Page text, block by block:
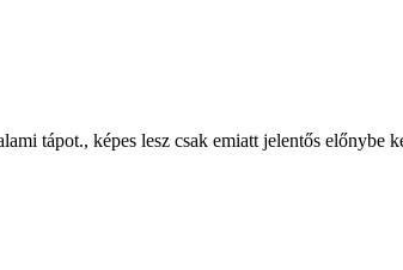
tápot., képes lesz csak emiatt jelentős előnybe